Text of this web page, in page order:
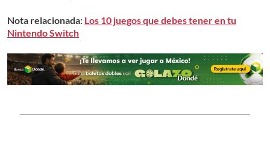
Nota relacionada: Los 10 juegos que debes tener en tu
Nintendo Switch